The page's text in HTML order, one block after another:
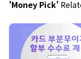
'Money Pick'